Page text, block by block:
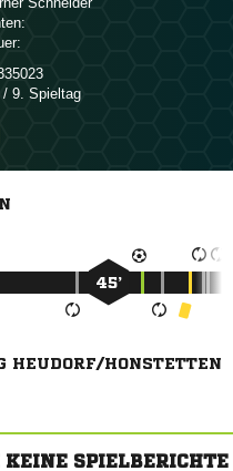
/ 9. Spieltag
45’
HEUDORF/HONSTETTEN
SPIELBERICHTE